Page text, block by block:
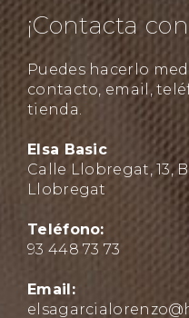
¡Contacta
Puedes hacerlo
contacto, email,
tienda.
Elsa Basic
Calle Llobregat, 13,
Llobregat
Teléfono:
93 448 73 73
Email: